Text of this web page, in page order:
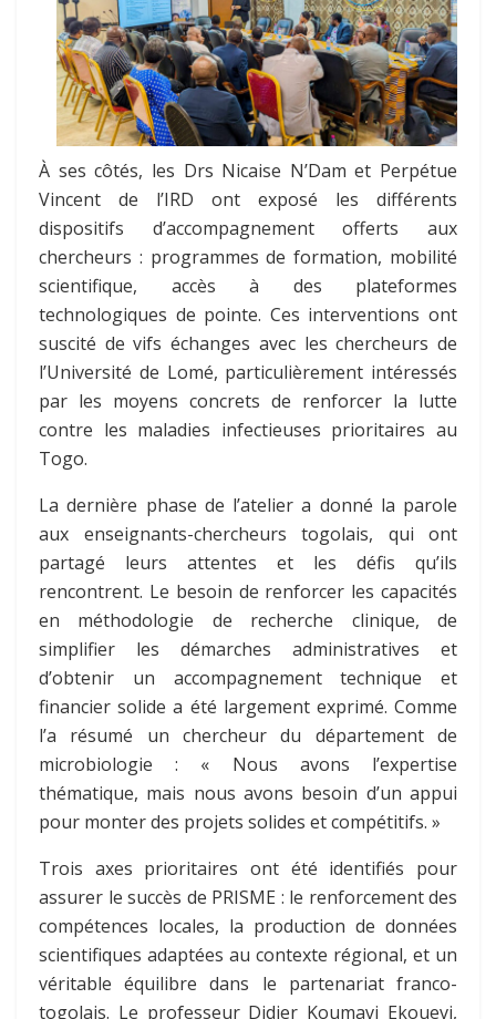
À ses côtés, les Drs Nicaise N’Dam et Perpétue
Vincent de l’IRD ont exposé les différents
dispositifs d’accompagnement offerts aux
chercheurs : programmes de formation, mobilité
scientifique, accès à des plateformes
technologiques de pointe. Ces interventions ont
suscité de vifs échanges avec les chercheurs de
l’Université de Lomé, particulièrement intéressés
par les moyens concrets de renforcer la lutte
contre les maladies infectieuses prioritaires au
Togo.
La dernière phase de l’atelier a donné la parole
aux enseignants-chercheurs togolais, qui ont
partagé leurs attentes et les défis qu’ils
rencontrent. Le besoin de renforcer les capacités
en méthodologie de recherche clinique, de
simplifier les démarches administratives et
d’obtenir un accompagnement technique et
financier solide a été largement exprimé. Comme
l’a résumé un chercheur du département de
microbiologie : « Nous avons l’expertise
thématique, mais nous avons besoin d’un appui
pour monter des projets solides et compétitifs. »
Trois axes prioritaires ont été identifiés pour
assurer le succès de PRISME : le renforcement des
compétences locales, la production de données
scientifiques adaptées au contexte régional, et un
véritable équilibre dans le partenariat franco-
togolais. Le professeur Didier Koumavi Ekouevi,